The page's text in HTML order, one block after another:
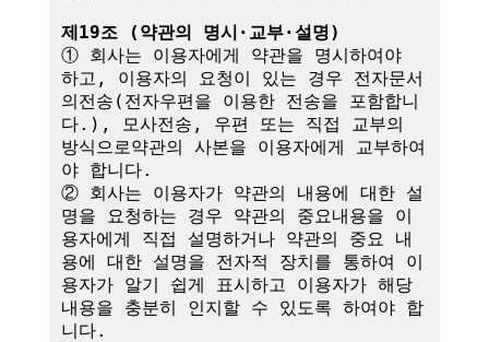
제19조 (약관의 명시·교부·설명)
① 회사는 이용자에게 약관을 명시하여야
하고, 이용자의 요청이 있는 경우 전자문서
의전송(전자우편을 이용한 전송을 포함합니
다.), 모사전송, 우편 또는 직접 교부의
방식으로약관의 사본을 이용자에게 교부하여
야 합니다.
② 회사는 이용자가 약관의 내용에 대한 설
명을 요청하는 경우 약관의 중요내용을 이
용자에게 직접 설명하거나 약관의 중요 내
용에 대한 설명을 전자적 장치를 통하여 이
용자가 알기 쉽게 표시하고 이용자가 해당
내용을 충분히 인지할 수 있도록 하여야 합
니다.